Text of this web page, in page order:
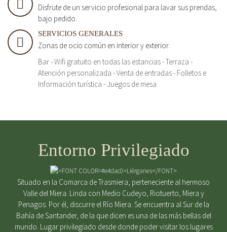
Disfrute de un servicio profesional para lavar sus prendas,
bajo pedido.
SERVICIOS GENERALES
Zonas de ocio común en interior y exterior.
Bar - Wifi gratuito en todas las estancias - Terraza -
Atención personalizada - Venta de entradas - Folletos e
Información turística - Juegos de mesa
Entorno Privilegiado
Situado en la Comarca de Trasmiera, perteneciente al hermoso
Valle del Miera. Linda con Medio Cudeyo, Riotuerto, Miera y
Penagos. Por él, discurre el Río Miera. Se encuentra al Sur de la
Bahía de Santander, de la que dicen es una de las más bellas del
mundo. Lugar privilegiado desde donde poder visitar los lugares